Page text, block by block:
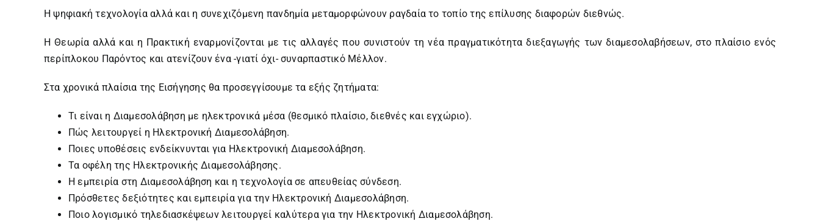
Η ψηφιακή τεχνολογία αλλά και η συνεχιζόμενη πανδημία μεταμορφώνουν ραγδαία το τοπίο της επίλυσης διαφορών διεθνώς.
Η Θεωρία αλλά και η Πρακτική εναρμονίζονται με τις αλλαγές που συνιστούν τη νέα πραγματικότητα διεξαγωγής των διαμεσολαβήσεων, στο πλαίσιο ενός
περίπλοκου Παρόντος και ατενίζουν ένα -γιατί όχι- συναρπαστικό Μέλλον.
Στα χρονικά πλαίσια της Εισήγησης θα προσεγγίσουμε τα εξής ζητήματα:
Τι είναι η Διαμεσολάβηση με ηλεκτρονικά μέσα (θεσμικό πλαίσιο, διεθνές και εγχώριο).
Πώς λειτουργεί η Ηλεκτρονική Διαμεσολάβηση.
Ποιες υποθέσεις ενδείκνυνται για Ηλεκτρονική Διαμεσολάβηση.
Τα οφέλη της Ηλεκτρονικής Διαμεσολάβησης.
Η εμπειρία στη Διαμεσολάβηση και η τεχνολογία σε απευθείας σύνδεση.
Πρόσθετες δεξιότητες και εμπειρία για την Ηλεκτρονική Διαμεσολάβηση.
Ποιο λογισμικό τηλεδιασκέψεων λειτουργεί καλύτερα για την Ηλεκτρονική Διαμεσολάβηση.